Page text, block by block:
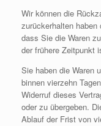
Wir können die
zurückerhalten
dass Sie die Waren
der frühere Zeitpunkt
Sie haben die Waren
binnen vierzehn
Widerruf dieses
oder zu übergeben.
Ablauf der Frist von